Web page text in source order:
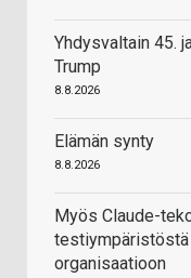
Yhdysvaltain 45.
Trump
8.8.2026
Elämän synty
8.8.2026
Myös Claude-
organisaatioon